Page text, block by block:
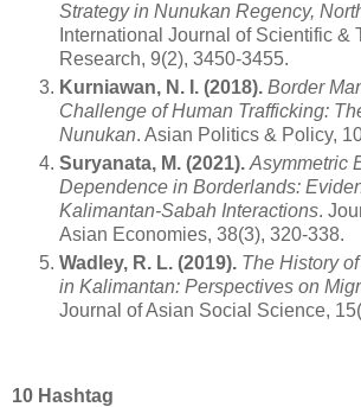
Strategy in Nunukan Regency,
International Journal of Scientific &
Research, 9(2), 3450-3455.
Kurniawan, N. I. (2018). Border
Challenge of Human Trafficking:
Nunukan. Asian Politics & Policy,
Suryanata, M. (2021). Asymmetric
Dependence in Borderlands:
Kalimantan-Sabah Interactions.
Asian Economies, 38(3), 320-338.
Wadley, R. L. (2019). The History
in Kalimantan: Perspectives on
Journal of Asian Social Science,
10 Hashtag